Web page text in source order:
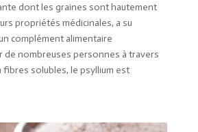
dont les graines sont hautement
propriétés médicinales, a su
complément alimentaire
de nombreuses personnes à travers
fibres solubles, le psyllium est